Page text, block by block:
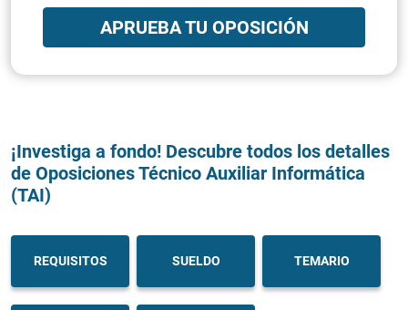
APRUEBA TU OPOSICIÓN
¡Investiga a fondo! Descubre todos los detalles
de Oposiciones Técnico Auxiliar Informática
(TAI)
REQUISITOS SUELDO TEMARIO